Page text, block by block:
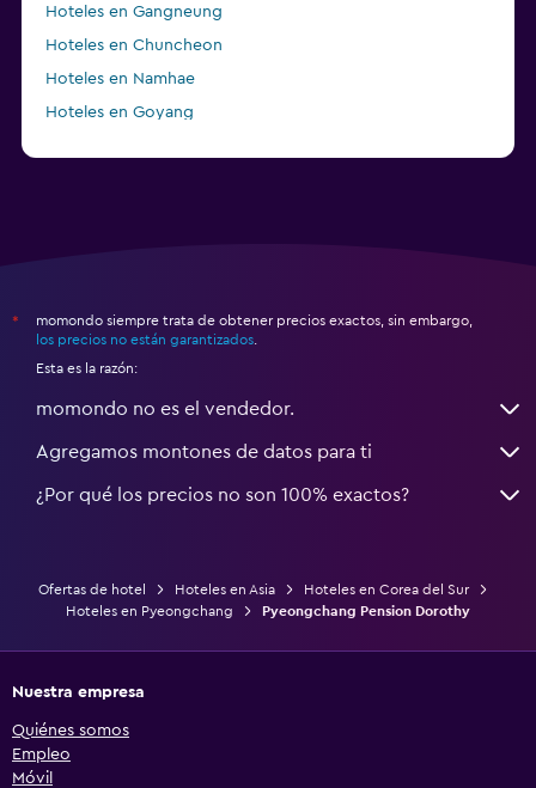
Hoteles en Gangneung
Hoteles en Chuncheon
Hoteles en Namhae
Hoteles en Goyang
*
momondo siempre trata de obtener precios exactos, sin embargo,
los precios no están garantizados
Esta es la razón:
momondo no es el vendedor.
Agregamos montones de datos para ti
¿Por qué los precios no son 100% exactos?
Ofertas de hotel Hoteles en Asia
Hoteles en Corea del Sur
Hoteles en Pyeongchang
Pyeongchang Pension Dorothy
Nuestra empresa
Quiénes somos
Empleo
Móvil